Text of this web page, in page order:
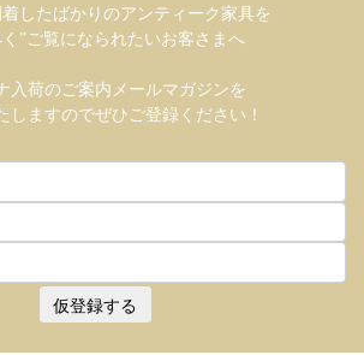
したばかりのアンティーク家具を
く”ご覧になられたいお客さまへ
入荷のご案内メールマガジンを
しますのでぜひご登録ください！
仮登録する